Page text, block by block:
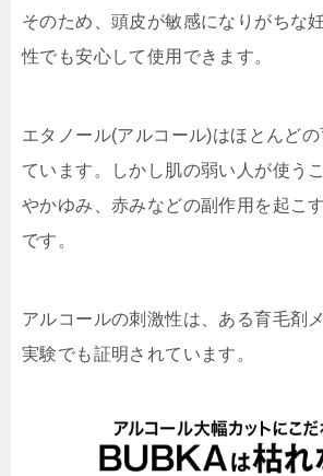
そのため、頭皮が敏感になりがちな
性でも安心して使用できます。
エタノール(アルコール)はほとんど
ています。しかし肌の弱い人が使う
やかゆみ、赤みなどの副作用を起こ
です。
アルコールの刺激性は、ある育毛剤
実験でも証明されています。